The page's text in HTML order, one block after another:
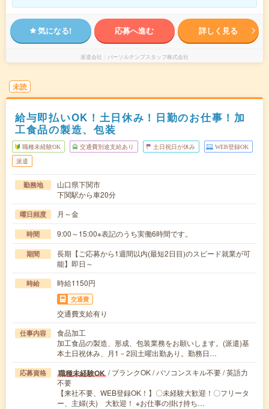
気になる! 応募へ進む 詳しく見る
派遣会社 パーソルテンプスタッフ株式会社
未読
給与即払いOK！土日休み！日勤のお仕事！加
工食品の製造、包装
職種未経験OK 交通費別途支給あり 土日祝日が休み WEB登録OK
派遣
勤務地
山口県下関市
下関駅から車20分
曜日頻度 月～金
時間 9:00～15:00※表記のうち実働6時間です。
期間
長期【ご応募から1週間以内(最短2日目)のスピード就業が可
能】即日～
時給 時給1150円
交通費
交通費支給有り
仕事内容
食品加工
加工食品の製造、形成、包装業務をお願いします。(派遣)基
本土日祝休み、月1－2回土曜出勤あり。勤務日…
応募資格 職種未経験OK / ブランクOK / パソコンスキル不要 / 英語力
不要
【来社不要、WEB登録OK！】〇未経験大歓迎！〇フリータ
ー、主婦(夫) 大歓迎！ ※お仕事の掛け持ち…